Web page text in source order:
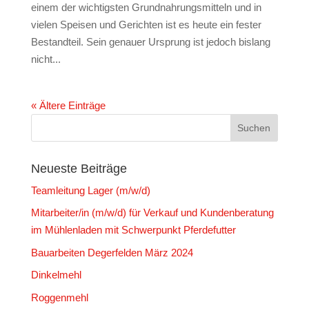
einem der wichtigsten Grundnahrungsmitteln und in
vielen Speisen und Gerichten ist es heute ein fester
Bestandteil. Sein genauer Ursprung ist jedoch bislang
nicht...
« Ältere Einträge
Neueste Beiträge
Teamleitung Lager (m/w/d)
Mitarbeiter/in (m/w/d) für Verkauf und Kundenberatung
im Mühlenladen mit Schwerpunkt Pferdefutter
Bauarbeiten Degerfelden März 2024
Dinkelmehl
Roggenmehl